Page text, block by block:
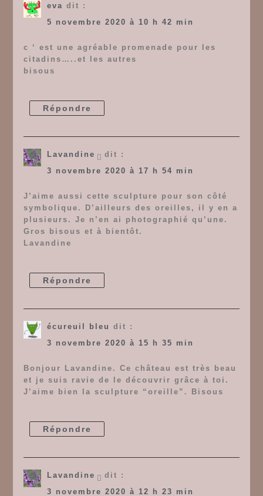
eva dit :
5 novembre 2020 à 10 h 42 min
c ‘ est une agréable promenade pour les
citadins…..et les autres
bisous
Répondre
Lavandine
dit :
3 novembre 2020 à 17 h 54 min
J’aime aussi cette sculpture pour son côté
symbolique. D’ailleurs des oreilles, il y en a
plusieurs. Je n’en ai photographié qu’une.
Gros bisous et à bientôt.
Lavandine
Répondre
écureuil bleu
dit :
3 novembre 2020 à 15 h 35 min
Bonjour Lavandine. Ce château est très beau
et je suis ravie de le découvrir grâce à toi.
J’aime bien la sculpture “oreille”. Bisous
Répondre
Lavandine
dit :
3 novembre 2020 à 12 h 23 min